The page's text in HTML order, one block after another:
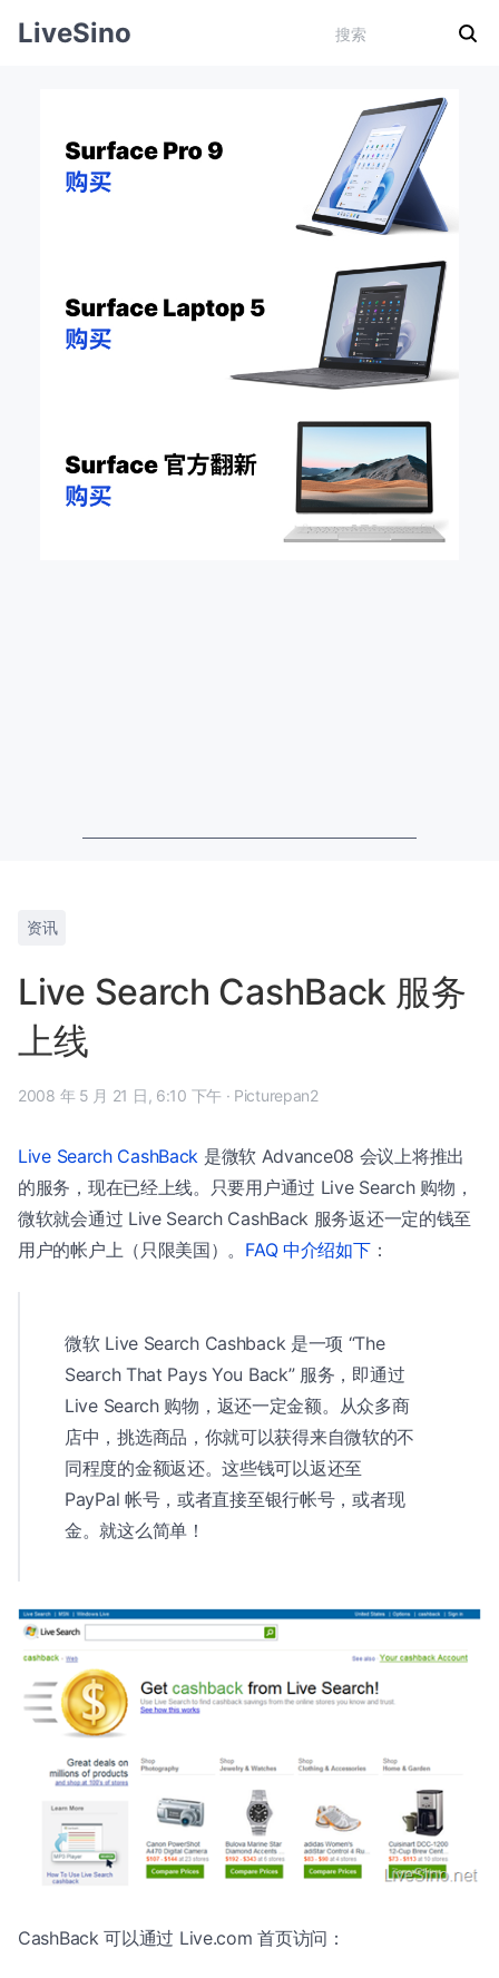
LiveSino
资讯
Live Search CashBack 服务
上线
2008 年 5 月 21 日, 6:10 下午 · Picturepan2
Live Search CashBack 是微软 Advance08 会议上将推出
的服务，现在已经上线。只要用户通过 Live Search 购物，
微软就会通过 Live Search CashBack 服务返还一定的钱至
用户的帐户上（只限美国）。 FAQ 中介绍如下：
微软 Live Search Cashback 是一项 “The
Search That Pays You Back” 服务，即通过
Live Search 购物，返还一定金额。从众多商
店中，挑选商品，你就可以获得来自微软的不
同程度的金额返还。这些钱可以返还至
PayPal 帐号，或者直接至银行帐号，或者现
金。就这么简单！
CashBack 可以通过 Live.com 首页访问：